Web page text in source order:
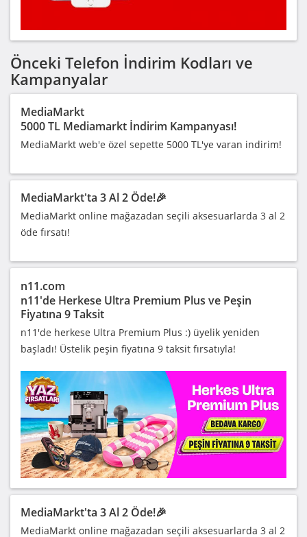
Önceki Telefon İndirim Kodları ve
Kampanyalar
MediaMarkt
5000 TL Mediamarkt İndirim Kampanyası!
MediaMarkt web'e özel sepette 5000 TL'ye varan indirim!
MediaMarkt'ta 3 Al 2 Öde!🎉
MediaMarkt online mağazadan seçili aksesuarlarda 3 al 2
öde fırsatı!
n11.com
n11'de Herkese Ultra Premium Plus ve Peşin
Fiyatına 9 Taksit
n11'de herkese Ultra Premium Plus :) üyelik yeniden
başladı! Üstelik peşin fiyatına 9 taksit fırsatıyla!
MediaMarkt'ta 3 Al 2 Öde!🎉
MediaMarkt online mağazadan seçili aksesuarlarda 3 al 2